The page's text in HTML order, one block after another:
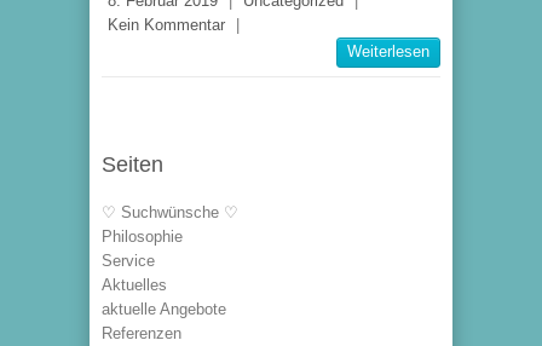
Kein Kommentar
Weiterlesen
Seiten
♡ Suchwünsche ♡
Philosophie
Service
Aktuelles
aktuelle Angebote
Referenzen